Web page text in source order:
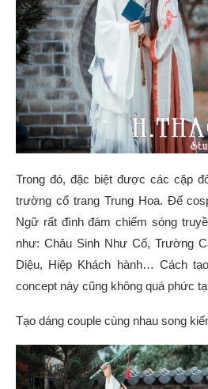
Trong đó, đặc biệt được các cặp
trường cổ trang Trung Hoa. Để
Ngữ rất đình đám chiếm sóng
như: Châu Sinh Như Cố, Trường
Diệu, Hiệp Khách hành… Cách
concept này cũng không quá phức
Tạo dáng couple cùng nhau song